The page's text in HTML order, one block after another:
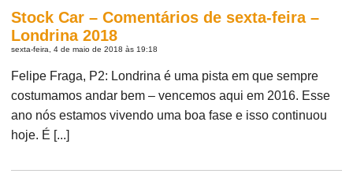
Stock Car – Comentários de sexta-feira –
Londrina 2018
sexta-feira, 4 de maio de 2018 às 19:18
Felipe Fraga, P2: Londrina é uma pista em que sempre
costumamos andar bem – vencemos aqui em 2016. Esse
ano nós estamos vivendo uma boa fase e isso continuou
hoje. É [...]